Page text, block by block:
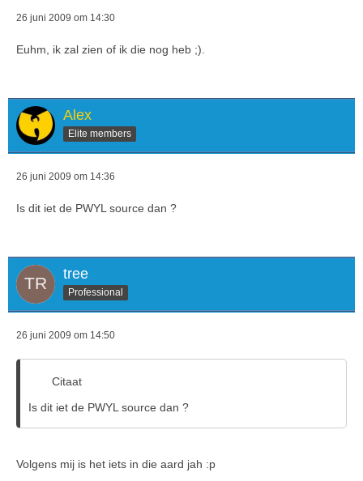
26 juni 2009 om 14:30
Euhm, ik zal zien of ik die nog heb ;).
Alex
Elite members
26 juni 2009 om 14:36
Is dit iet de PWYL source dan ?
tree
Professional
26 juni 2009 om 14:50
Citaat
Is dit iet de PWYL source dan ?
Volgens mij is het iets in die aard jah :p